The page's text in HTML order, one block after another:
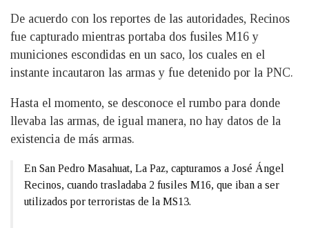
De acuerdo con los reportes de las autoridades, Recinos
fue capturado mientras portaba dos fusiles M16 y
municiones escondidas en un saco, los cuales en el
instante incautaron las armas y fue detenido por la PNC.
Hasta el momento, se desconoce el rumbo para donde
llevaba las armas, de igual manera, no hay datos de la
existencia de más armas.
En San Pedro Masahuat, La Paz, capturamos a José Ángel
Recinos, cuando trasladaba 2 fusiles M16, que iban a ser
utilizados por terroristas de la MS13.